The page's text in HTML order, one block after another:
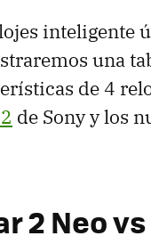
inteligente
una
de 4
de Sony y los
2 Neo